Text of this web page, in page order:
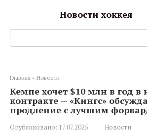
Новости хоккея
Поиск:
Главная » Новости
Кемпе хочет $10 млн в год в
контракте — «Кингс»
продление с лучшим
Опубликовано: 17.07.2025 Новости